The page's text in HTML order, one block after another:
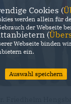
Cookies (
werden allein für
der Webseite
(
Webseite binden
ein.
Auswahl speichern